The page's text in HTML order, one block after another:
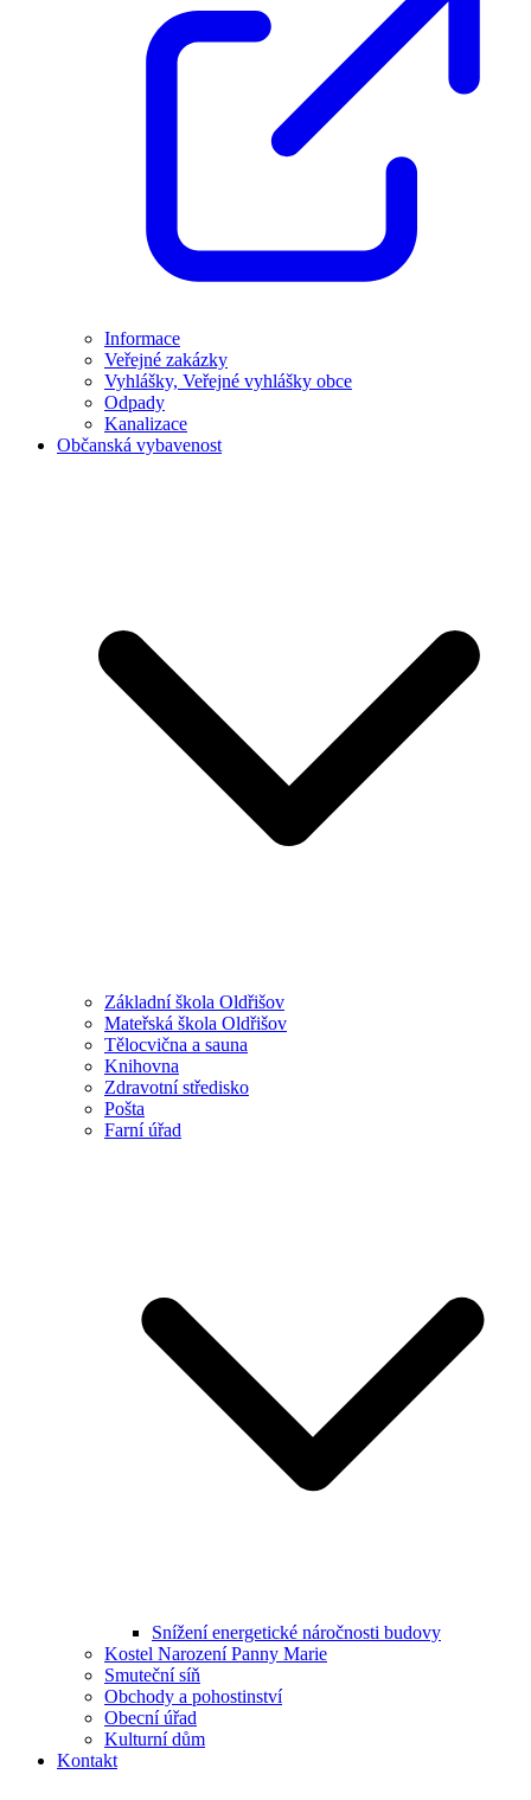
Informace
Veřejné zakázky
Vyhlášky, Veřejné vyhlášky obce
Odpady
Kanalizace
Občanská vybavenost
Základní škola Oldřišov
Mateřská škola Oldřišov
Tělocvična a sauna
Knihovna
Zdravotní středisko
Pošta
Farní úřad
Snížení energetické náročnosti budovy
Kostel Narození Panny Marie
Smuteční síň
Obchody a pohostinství
Obecní úřad
Kulturní dům
Kontakt